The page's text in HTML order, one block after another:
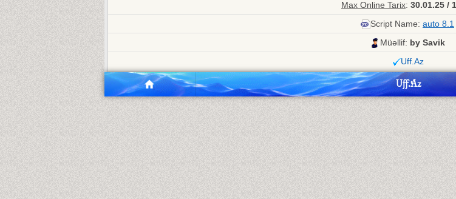
Max Online Tarix: 30.01.25 /
Script Name: auto 8.1
Müəllif: by Savik
Uff.Az
Uff.Az